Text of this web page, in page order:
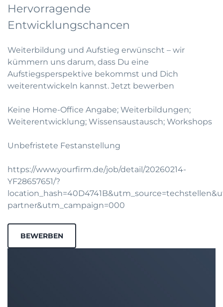
Hervorragende
Entwicklungschancen
Weiterbildung und Aufstieg erwünscht – wir
kümmern uns darum, dass Du eine
Aufstiegsperspektive bekommst und Dich
weiterentwickeln kannst. Jetzt bewerben
Keine Home-Office Angabe; Weiterbildungen;
Weiterentwicklung; Wissensaustausch; Workshops
Unbefristete Festanstellung
https://www.yourfirm.de/job/detail/20260214-
YF28657651/?
partner&utm_campaign=000
BEWERBEN